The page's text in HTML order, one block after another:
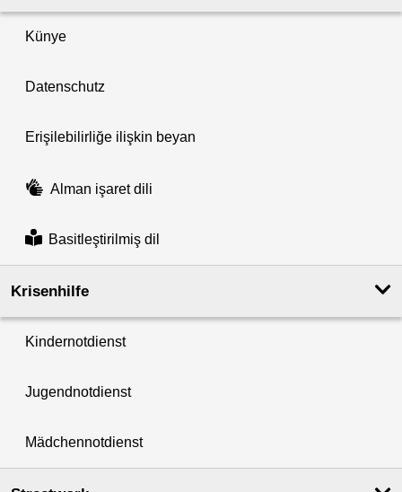
Künye
Datenschutz
Erişilebilirliğe ilişkin beyan
Alman işaret dili
Basitleştirilmiş dil
Krisenhilfe
Kindernotdienst
Jugendnotdienst
Mädchennotdienst